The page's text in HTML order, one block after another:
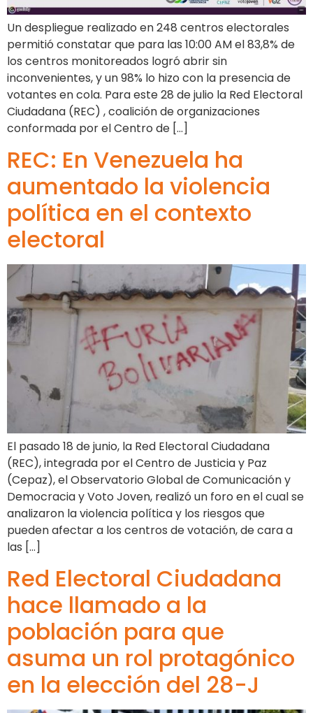
Un despliegue realizado en 248 centros electorales
permitió constatar que para las 10:00 AM el 83,8% de
los centros monitoreados logró abrir sin
inconvenientes, y un 98% lo hizo con la presencia de
votantes en cola. Para este 28 de julio la Red Electoral
Ciudadana (REC) , coalición de organizaciones
conformada por el Centro de […]
REC: En Venezuela ha
aumentado la violencia
política en el contexto
electoral
El pasado 18 de junio, la Red Electoral Ciudadana
(REC), integrada por el Centro de Justicia y Paz
(Cepaz), el Observatorio Global de Comunicación y
Democracia y Voto Joven, realizó un foro en el cual se
analizaron la violencia política y los riesgos que
pueden afectar a los centros de votación, de cara a
las […]
Red Electoral Ciudadana
hace llamado a la
población para que
asuma un rol protagónico
en la elección del 28-J